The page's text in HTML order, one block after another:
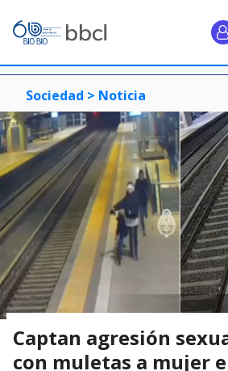
Sociedad > Noticia
Captan agresión
con muletas a mujer